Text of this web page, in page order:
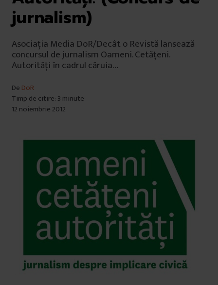
jurnalism)
Asociația Media DoR/Decât o Revistă lansează
concursul de jurnalism Oameni. Cetățeni.
Autorități în cadrul căruia…
De DoR
Timp de citire: 3 minute
12 noiembrie 2012